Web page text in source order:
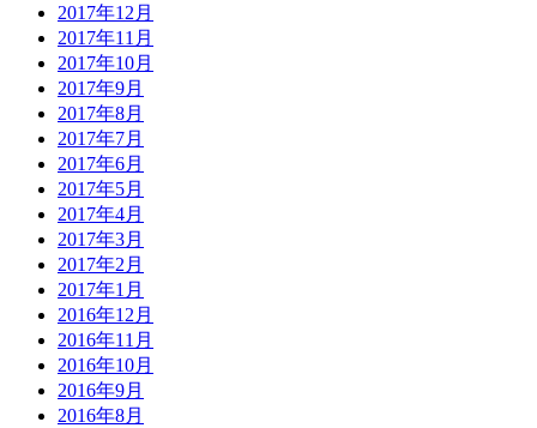
2017年12月
2017年11月
2017年10月
2017年9月
2017年8月
2017年7月
2017年6月
2017年5月
2017年4月
2017年3月
2017年2月
2017年1月
2016年12月
2016年11月
2016年10月
2016年9月
2016年8月